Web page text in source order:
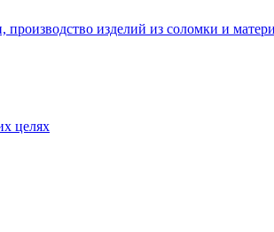
изделий из соломки и
целях